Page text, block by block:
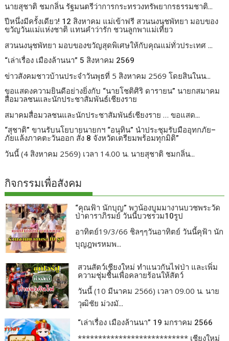
นายสุชาติ ชมกลิ่น รัฐมนตรีว่าการกระทรวงทรัพยากรธรรมชาติ...
ปีหนึ่งมีครั้งเดียว! 12 สิงหาคม แม่เข้าฟรี สวนนงนุชพัทยา มอบของ
ขวัญวันแม่แห่งชาติ แทนคำว่ารัก ชวนลูกพาแม่เที่ยว
สวนนงนุชพัทยา มอบของขวัญสุดพิเศษให้กับคุณแม่ทั่วประเทศ ...
“เล่าเรื่อง เมืองล้านนา” 5 สิงหาคม 2569
ข่าวสังคมชาวบ้านประจำวันพุธที่ 5 สิงหาคม 2569 โดยสินในน...
ขอแสดงความยินดีอย่างยิ่งกับ “นายโชติศิริ ดารายน” นายกสมาคม
สื่อมวลชนและนักประชาสัมพันธ์เชียงราย
สมาคมสื่อมวลชนและนักประชาสัมพันธ์เชียงราย … ขอแสด...
“สุชาติ” ขานรับนโยบายนายกฯ “อนุทิน” นำประชุมรับมืออุทกภัย–
ภัยแล้งภาคตะวันออก สั่ง 8 จังหวัดเตรียมพร้อมทุกมิติ”
วันนี้ (4 สิงหาคม 2569) เวลา 14.00 น. นายสุชาติ ชมกลิ่น...
กิจกรรมเพื่อสังคม
“คุณฟ้า นักบุญ” พาน้องบูมมางานบวชพระวัด
ป่าดาราภิรมย์ วันนี้บวชรวม10รูป
อาทิตย์19/3/66 ชิลๆๆวันอาทิตย์ วันนี้คุฟ้า นัก
บุญฎพรหมพ...
สวนสัตว์เชียงใหม่ ทำแนวกันไฟป่า และเพิ่ม
ความชุ่มชื้นเพื่อคลายร้อนให้สัตว์
วันนี้ (10 มีนาคม 2566) เวลา 09.00 น. นาย
วุฒิชัย ม่วงมั...
“เล่าเรื่อง เมืองล้านนา” 19 มกราคม 2566
*************************** เชียงใหม่